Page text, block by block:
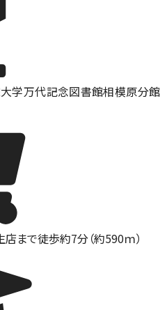
学万代記念図書館相模原分館
店まで徒歩約7分（約590ｍ）